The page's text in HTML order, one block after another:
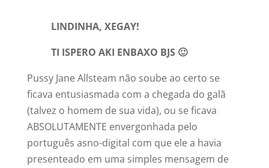
LINDINHA, XEGAY!
TI ISPERO AKI ENBAXO BJS 🙂
Pussy Jane Allsteam não soube ao certo se
ficava entusiasmada com a chegada do galã
(talvez o homem de sua vida), ou se ficava
ABSOLUTAMENTE envergonhada pelo
português asno-digital com que ele a havia
presenteado em uma simples mensagem de